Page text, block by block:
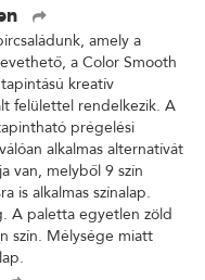
amely a
a Color Smooth
kreatív
felülettel rendelkezik. A
prégelési
alkalmas alternatívát
van, melyből 9 szín
is alkalmas színalap.
A paletta egyetlen zöld
szín. Mélysége miatt